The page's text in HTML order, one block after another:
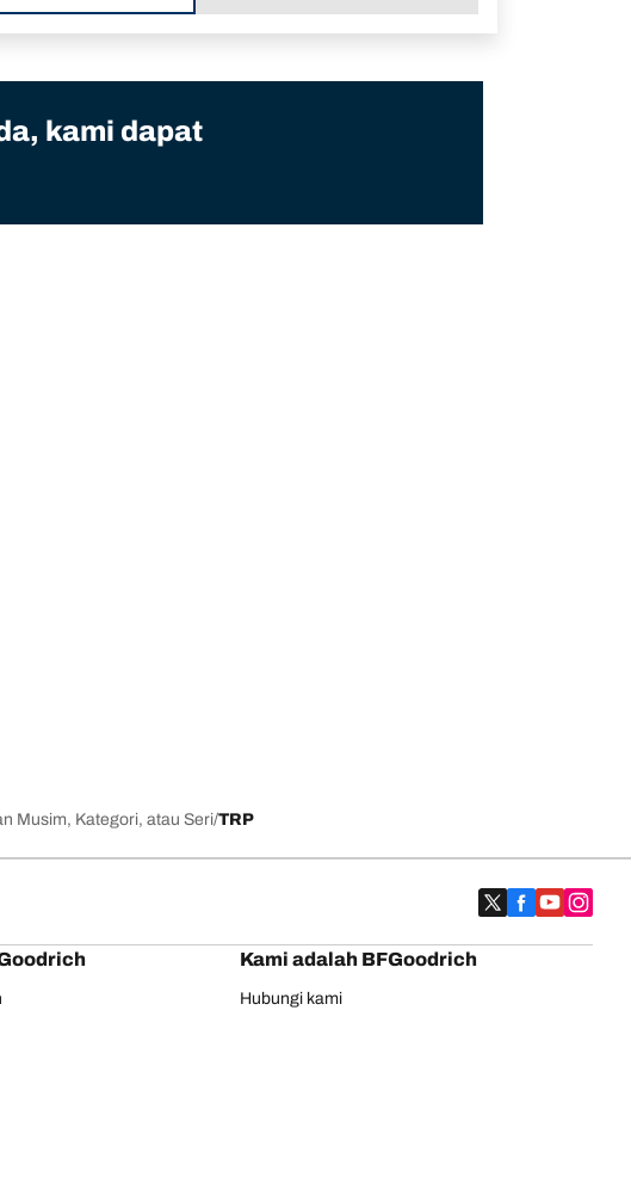
kami dapat
Musim, Kategori, atau Seri TRP
Kami adalah BFGoodrich
Hubungi kami